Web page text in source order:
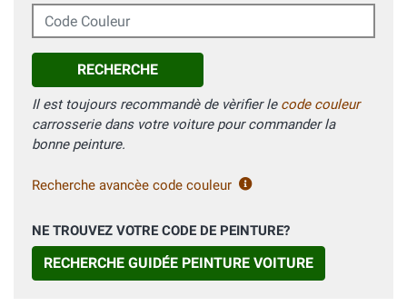
Code Couleur
RECHERCHE
Il est toujours recommandè de vèrifier le code couleur
carrosserie dans votre voiture pour commander la
bonne peinture.
Recherche avancèe code couleur
NE TROUVEZ VOTRE CODE DE PEINTURE?
RECHERCHE GUIDÉE PEINTURE VOITURE